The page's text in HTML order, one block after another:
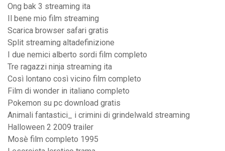
Ong bak 3 streaming ita
Il bene mio film streaming
Scarica browser safari gratis
Split streaming altadefinizione
I due nemici alberto sordi film completo
Tre ragazzi ninja streaming ita
Così lontano così vicino film completo
Film di wonder in italiano completo
Pokemon su pc download gratis
Animali fantastici_ i crimini di grindelwald streaming
Halloween 2 2009 trailer
Mosè film completo 1995